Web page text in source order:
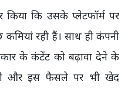
किया कि उसके प्लेटफॉर्म पर
रही हैं। साथ ही कंपनी
के कंटेंट को बढ़ावा देने के
और इस फैसले पर भी खेद